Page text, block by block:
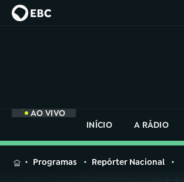
AO VIVO
INÍCIO
A RÁDIO
MENUProgramas Repórter Nacional